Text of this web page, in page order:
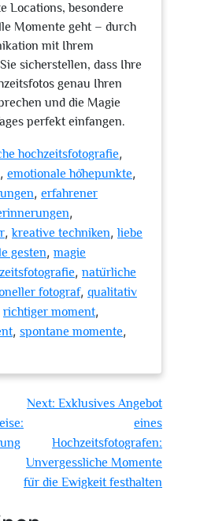
Locations, besondere
Momente geht – durch
mit Ihrem
sicherstellen, dass Ihre
genau Ihren
und die Magie
perfekt einfangen.
hochzeitsfotografie,
, emotionale höhepunkte,
, erfahrener
,
,kreative techniken,liebe
gesten, magie
, natürliche
fotograf, qualitativ
richtiger moment,
, spontane momente,
Next: Exklusives Angebot
eines
Hochzeitsfotografen:
Unvergessliche Momente
für die Ewigkeit festhalten